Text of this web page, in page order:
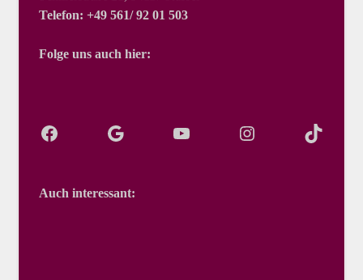
Telefon: +49 561/ 92 01 503
Folge uns auch hier:
Auch interessant: